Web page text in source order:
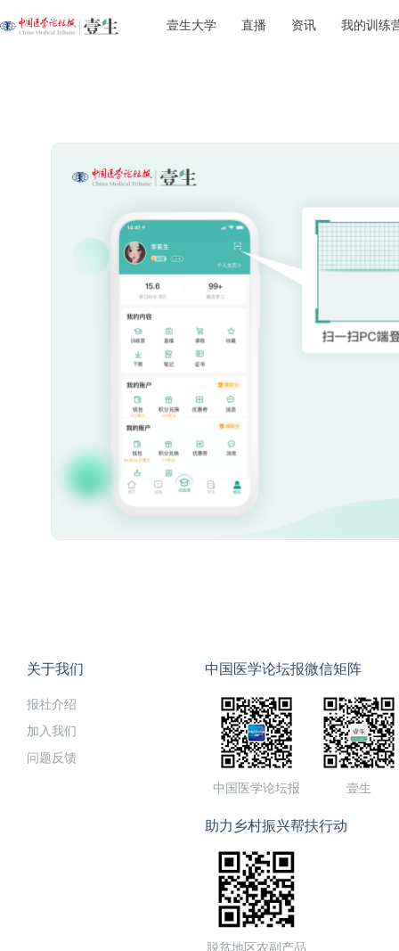
壹生大学 直播 资讯 我的训练
关于我们
报社介绍
加入我们
问题反馈
中国医学论坛报微信矩阵
中国医学论坛报 壹生
助力乡村振兴帮扶行动
脱贫地区农副产品